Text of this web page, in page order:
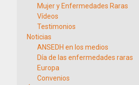
Mujer y Enfermedades Raras
Vídeos
Testimonios
Noticias
ANSEDH en los medios
Día de las enfermedades raras
Europa
Convenios